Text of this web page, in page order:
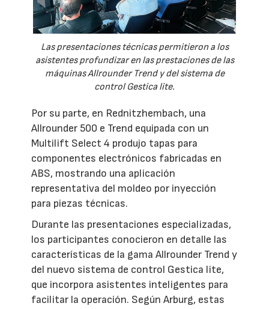
Las presentaciones técnicas permitieron a los
asistentes profundizar en las prestaciones de las
máquinas Allrounder Trend y del sistema de
control Gestica lite.
Por su parte, en Rednitzhembach, una
Allrounder 500 e Trend equipada con un
Multilift Select 4 produjo tapas para
componentes electrónicos fabricadas en
ABS, mostrando una aplicación
representativa del moldeo por inyección
para piezas técnicas.
Durante las presentaciones especializadas,
los participantes conocieron en detalle las
características de la gama Allrounder Trend y
del nuevo sistema de control Gestica lite,
que incorpora asistentes inteligentes para
facilitar la operación. Según Arburg, estas